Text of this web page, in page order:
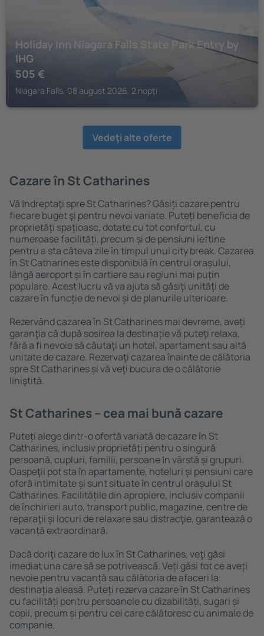
Holiday Inn Niagara Falls State Park Entry by
IHG
505 €
Niagara Falls, 08 august 2026, 2 nopți
Vedeţi alte oferte
Cazare în St Catharines
Vă ȋndreptaţi spre St Catharines? Găsiți cazare pentru
fiecare buget şi pentru nevoi variate. Puteți beneficia de
proprietăți spațioase, dotate cu tot confortul, cu
numeroase facilități, precum și de pensiuni ieftine
pentru a sta câteva zile în timpul unui city break. Cazarea
în St Catharines este disponibilă în centrul orașului,
lângă aeroport și în cartiere sau regiuni mai puțin
populare. Acest lucru vă va ajuta să găsiţi unităţi de
cazare în funcție de nevoi și de planurile ulterioare.
Rezervând cazarea în St Catharines mai devreme, aveți
garanţia că după sosirea la destinație vă puteţi relaxa,
fără a fi nevoie să căutaţi un hotel, apartament sau altă
unitate de cazare. Rezervaţi cazarea înainte de călătoria
spre St Catharines și vă veţi bucura de o călătorie
liniştită.
St Catharines – cea mai bună cazare
Puteți alege dintr-o ofertă variată de cazare în St
Catharines, inclusiv proprietăți pentru o singură
persoană, cupluri, familii, persoane ȋn vârstă și grupuri.
Oaspeţii pot sta în apartamente, hoteluri și pensiuni care
oferă intimitate și sunt situate în centrul orașului St
Catharines. Facilitățile din apropiere, inclusiv companii
de închirieri auto, transport public, magazine, centre de
reparaţii și locuri de relaxare sau distracţie, garantează o
vacanță extraordinară.
Dacă doriţi cazare de lux în St Catharines, veţi găsi
imediat una care să se potrivească. Veți găsi tot ce aveți
nevoie pentru vacanță sau călătoria de afaceri la
destinația aleasă. Puteți rezerva cazare în St Catharines
cu facilități pentru persoanele cu dizabilități, sugari și
copii, precum și pentru cei care călătoresc cu animale de
companie.